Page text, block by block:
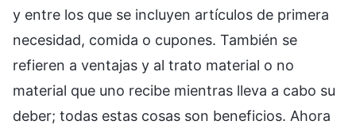
y entre los que se incluyen artículos de primera
necesidad, comida o cupones. También se
refieren a ventajas y al trato material o no
material que uno recibe mientras lleva a cabo su
deber; todas estas cosas son beneficios. Ahora